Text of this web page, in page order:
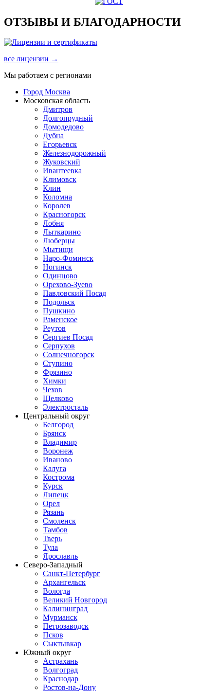
ОТЗЫВЫ И БЛАГОДАРНОСТИ
все лицензии →
Мы работаем с регионами
Город Москва
Московская область
Дмитров
Долгопрудный
Домодедово
Дубна
Егорьевск
Железнодорожный
Жуковский
Ивантеевка
Климовск
Клин
Коломна
Королев
Красногорск
Лобня
Лыткарино
Люберцы
Мытищи
Наро-Фоминск
Ногинск
Одинцово
Орехово-Зуево
Павловский Посад
Подольск
Пушкино
Раменское
Реутов
Сергиев Посад
Серпухов
Солнечногорск
Ступино
Фрязино
Химки
Чехов
Щелково
Электросталь
Центральный округ
Белгород
Брянск
Владимир
Воронеж
Иваново
Калуга
Кострома
Курск
Липецк
Орел
Рязань
Смоленск
Тамбов
Тверь
Тула
Ярославль
Северо-Западный
Санкт-Петербург
Архангельск
Вологда
Великий Новгород
Калининград
Мурманск
Петрозаводск
Псков
Сыктывкар
Южный округ
Астрахань
Волгоград
Краснодар
Ростов-на-Дону